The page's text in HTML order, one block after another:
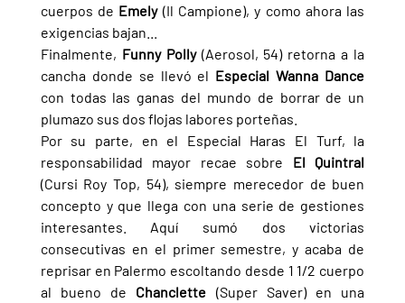
cuerpos de Emely (Il Campione), y como ahora las
exigencias bajan...
Finalmente, Funny Polly (Aerosol, 54) retorna a la
cancha donde se llevó el
con todas las ganas del mundo de borrar de un
plumazo sus dos flojas labores porteñas.
Por su parte, en el Especial Haras El Turf, la
responsabilidad mayor recae sobre
(Cursi Roy Top, 54), siempre merecedor de buen
concepto y que llega con una serie de gestiones
interesantes. Aquí sumó dos victorias
consecutivas en el primer semestre, y acaba de
reprisar en Palermo escoltando desde 1 1/2 cuerpo
al bueno de Chanclette (Super Saver) en una